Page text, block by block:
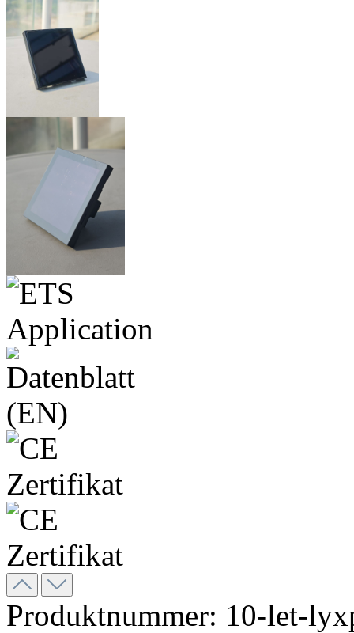
Produktnummer: 10-let-